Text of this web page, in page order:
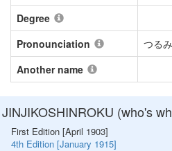
Degree
Pronounciation
つる
Another name
JINJIKOSHINROKU (who's
First Edition [April 1903]
4th Edition [January 1915]